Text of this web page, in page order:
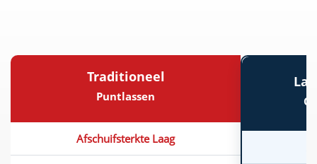
Traditioneel
Puntlassen
Afschuifsterkte Laag